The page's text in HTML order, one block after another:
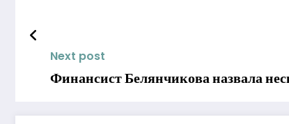
Next post
Финансист Белянчикова назвала